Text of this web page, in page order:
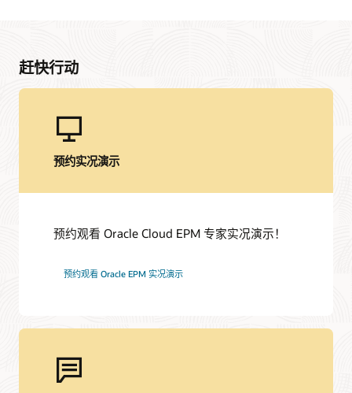
Oracle 文档库
Oracle Help Center 提供关于 Oracle 产品和服务的详细信息，
查看文档
Cloud Customer Connect 是 Oracle 主要的在线云技术社区。
践、产品更新和反馈。
立即加入
提升您的 Oracle Cloud EPM 技能
开始免费学习
支持政策与实践
Customer Success Services
查看 Hyperion 产品
什么是 EPM？
赶快行动
预约实况演示
预约观看 Oracle Cloud EPM 专家实况演示！
预约观看 Oracle EPM 实况演示